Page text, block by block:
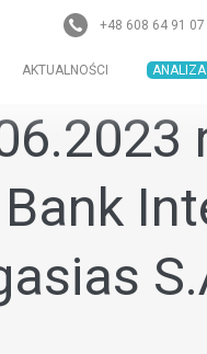
+48 608 64 91 07
AKTUALNOŚCI ANALIZA